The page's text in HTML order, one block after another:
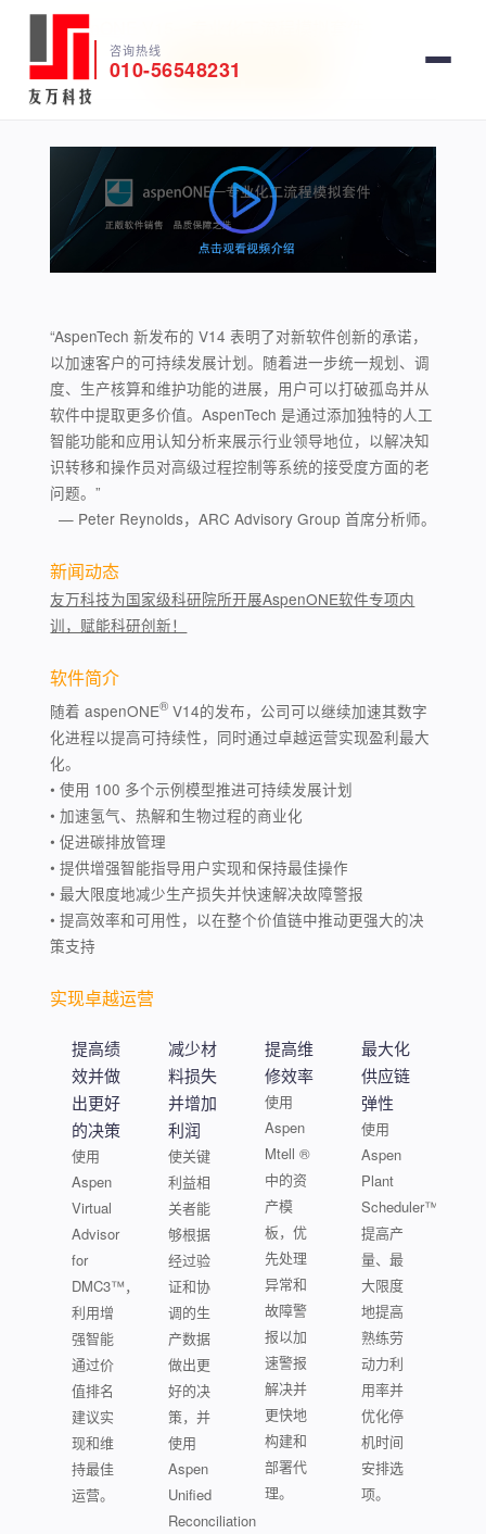
咨询热线
010-56548231
AspenONE V15—专业化工流程模拟套件
软件试用
“AspenTech 新发布的 V14 表明了对新软件创新的承诺，
以加速客户的可持续发展计划。随着进一步统一规划、调
度、生产核算和维护功能的进展，用户可以打破孤岛并从
软件中提取更多价值。AspenTech 是通过添加独特的人工
智能功能和应用认知分析来展示行业领导地位，以解决知
识转移和操作员对高级过程控制等系统的接受度方面的老
问题。”
— Peter Reynolds，ARC Advisory Group 首席分析师。
新闻动态
友万科技为国家级科研院所开展AspenONE软件专项内
训，赋能科研创新！
软件简介
随着 aspenONE® V14的发布，公司可以继续加速其数字
化进程以提高可持续性，同时通过卓越运营实现盈利最大
化。
• 使用 100 多个示例模型推进可持续发展计划
• 加速氢气、热解和生物过程的商业化
• 促进碳排放管理
• 提供增强智能指导用户实现和保持最佳操作
• 最大限度地减少生产损失并快速解决故障警报
• 提高效率和可用性，以在整个价值链中推动更强大的决
策支持
实现卓越运营
提高绩
效并做
出更好
的决策
使用
Aspen
Virtual
Advisor
for
DMC3™，
利用增
强智能
通过价
值排名
建议实
现和维
持最佳
运营。
减少材
料损失
并增加
利润
使关键
利益相
关者能
够根据
经过验
证和协
调的生
产数据
做出更
好的决
策，并
使用
Aspen
Unified
Reconciliation
提高维
修效率
使用
Aspen
Mtell ®
中的资
产模
板，优
先处理
异常和
故障警
报以加
速警报
解决并
更快地
构建和
部署代
理。
最大化
供应链
弹性
使用
Aspen
Plant
Scheduler™
提高产
量、最
大限度
地提高
熟练劳
动力利
用率并
优化停
机时间
安排选
项。